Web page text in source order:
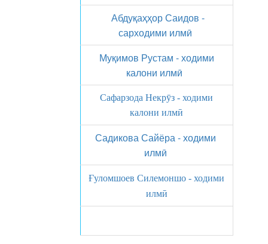
Абдуқаҳҳор Саидов -
сарходими илмӣ
Муқимов Рустам - ходими
калони илмӣ
Сафарзода Некрӯз - ходими
калони илмӣ
Садикова Сайёра - ходими
илмӣ
Ғуломшоев Силемоншо - ходими
илмӣ